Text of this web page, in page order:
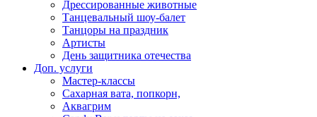
Дрессированные животные
Танцевальный шоу-балет
Танцоры на праздник
Артисты
День защитника отечества
Доп. услуги
Мастер-классы
Сахарная вата, попкорн,
Аквагрим